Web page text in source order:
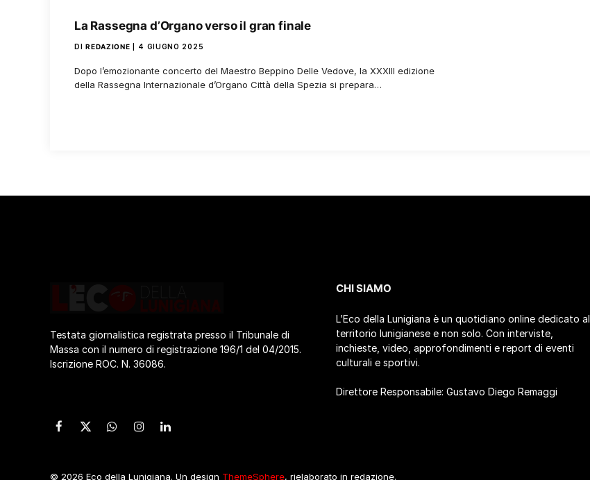
La Rassegna d’Organo verso il gran finale
DI REDAZIONE 4 GIUGNO 2025
Dopo l’emozionante concerto del Maestro Beppino Delle Vedove, la XXXIII edizione
della Rassegna Internazionale d’Organo Città della Spezia si prepara…
Testata giornalistica registrata presso il Tribunale di
Massa con il numero di registrazione 196/1 del 04/2015.
Iscrizione ROC. N. 36086.
CHI SIAMO
L’Eco della Lunigiana è un quotidiano online dedicato al
territorio lunigianese e non solo. Con interviste,
inchieste, video, approfondimenti e report di eventi
culturali e sportivi.
Direttore Responsabile: Gustavo Diego Remaggi
Facebook
X
WhatsApp
Instagram
LinkedIn
© 2026 Eco della Lunigiana. Un design ThemeSphere, rielaborato in redazione.